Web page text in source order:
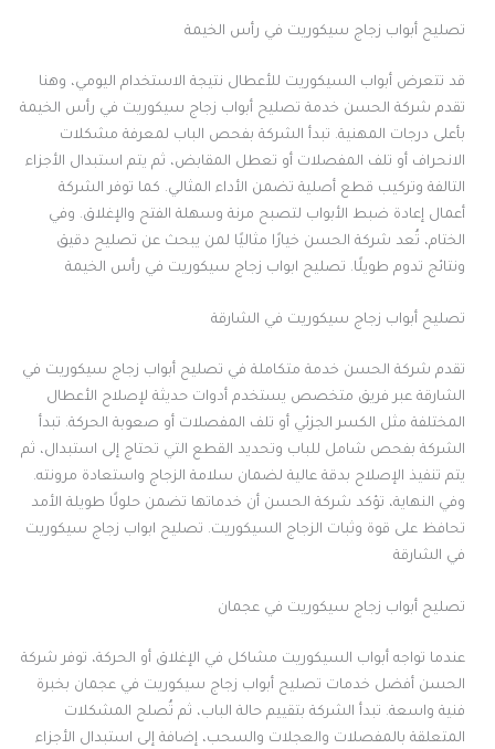
تصليح أبواب زجاج سيكوريت في رأس الخيمة
قد تتعرض أبواب السيكوريت للأعطال نتيجة الاستخدام اليومي، وهنا
تقدم شركة الحسن خدمة تصليح أبواب زجاج سيكوريت في رأس الخيمة
بأعلى درجات المهنية. تبدأ الشركة بفحص الباب لمعرفة مشكلات
الانحراف أو تلف المفصلات أو تعطل المقابض، ثم يتم استبدال الأجزاء
التالفة وتركيب قطع أصلية تضمن الأداء المثالي. كما توفر الشركة
أعمال إعادة ضبط الأبواب لتصبح مرنة وسهلة الفتح والإغلاق. وفي
الختام، تُعد شركة الحسن خيارًا مثاليًا لمن يبحث عن تصليح دقيق
ونتائج تدوم طويلًا. تصليح ابواب زجاج سيكوريت في رأس الخيمة
تصليح أبواب زجاج سيكوريت في الشارقة
تقدم شركة الحسن خدمة متكاملة في تصليح أبواب زجاج سيكوريت في
الشارقة عبر فريق متخصص يستخدم أدوات حديثة لإصلاح الأعطال
المختلفة مثل الكسر الجزئي أو تلف المفصلات أو صعوبة الحركة. تبدأ
الشركة بفحص شامل للباب وتحديد القطع التي تحتاج إلى استبدال، ثم
يتم تنفيذ الإصلاح بدقة عالية لضمان سلامة الزجاج واستعادة مرونته.
وفي النهاية، تؤكد شركة الحسن أن خدماتها تضمن حلولًا طويلة الأمد
تحافظ على قوة وثبات الزجاج السيكوريت. تصليح ابواب زجاج سيكوريت
في الشارقة
تصليح أبواب زجاج سيكوريت في عجمان
عندما تواجه أبواب السيكوريت مشاكل في الإغلاق أو الحركة، توفر شركة
الحسن أفضل خدمات تصليح أبواب زجاج سيكوريت في عجمان بخبرة
فنية واسعة. تبدأ الشركة بتقييم حالة الباب، ثم تُصلح المشكلات
المتعلقة بالمفصلات والعجلات والسحب، إضافة إلى استبدال الأجزاء